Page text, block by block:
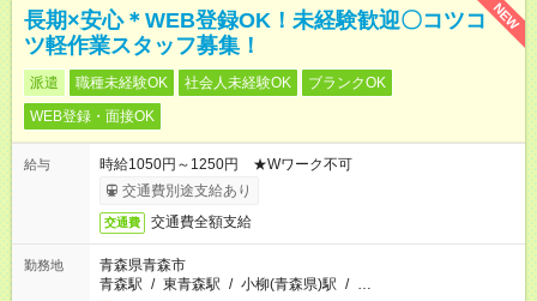
NEW
長期×安心＊WEB登録OK！未経験歓迎〇コツコ
ツ軽作業スタッフ募集！
派遣 職種未経験OK 社会人未経験OK
ブランクOK
WEB登録・面接OK
給与
時給1050円～1250円 ★Wワーク不可
交通費別途支給あり
交通費 交通費全額支給
勤務地
青森県青森市
青森駅 / 東青森駅 / 小柳(青森県)駅 / …